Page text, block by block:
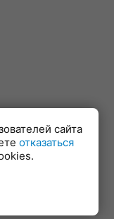
сайта
отказаться